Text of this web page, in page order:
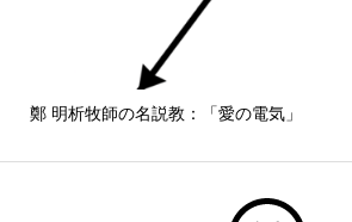
鄭 明析牧師の名説教：「愛の電気」